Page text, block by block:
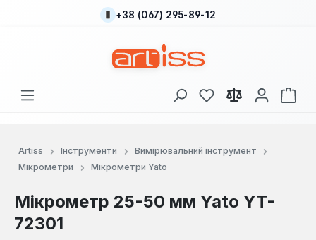
Перейти до основного вмісту
+38 (067) 295-89-12
У вас є 0 у списку
Artiss Інструменти
Вимірювальний інструмент
Мікрометри
Мікрометри Yato
Мікрометр 25-50 мм Yato YT-
72301